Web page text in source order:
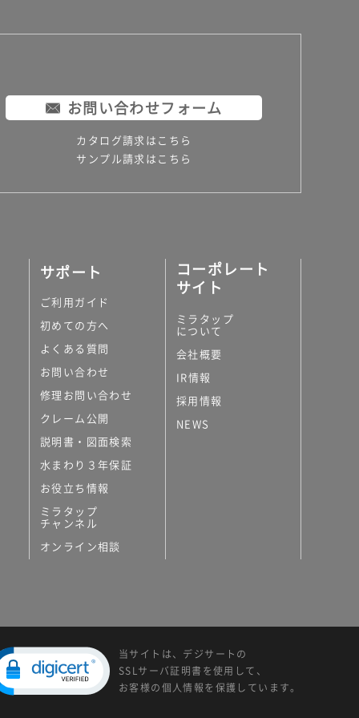
お問い合わせフォーム
カタログ請求はこちら
サンプル請求はこちら
サポート
ご利用ガイド
初めての方へ
よくある質問
お問い合わせ
修理お問い合わせ
クレーム公開
説明書・図面検索
水まわり３年保証
お役立ち情報
ミラタップ
チャンネル
オンライン相談
コーポレート
サイト
ミラタップ
について
会社概要
IR情報
採用情報
NEWS
当サイトは、デジサートの
SSLサーバ証明書を使用して、
お客様の個人情報を保護しています。